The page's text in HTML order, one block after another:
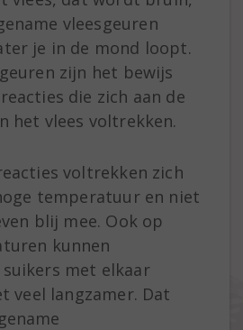
vleesgeuren
je in de mond loopt.
zijn het bewijs
die zich aan de
het vlees voltrekken.
voltrekken zich
temperatuur en niet
blij mee. Ook op
kunnen
met elkaar
veel langzamer. Dat